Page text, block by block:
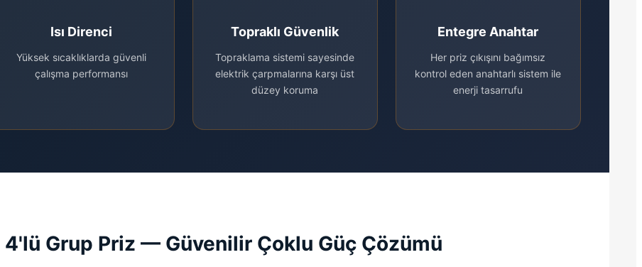
Isı Direnci
Yüksek sıcaklıklarda güvenli
çalışma performansı
Topraklı Güvenlik
Topraklama sistemi sayesinde
elektrik çarpmalarına karşı üst
düzey koruma
Entegre Anahtar
Her priz çıkışını bağımsız
kontrol eden anahtarlı sistem ile
enerji tasarrufu
4'lü Grup Priz — Güvenilir Çoklu Güç Çözümü